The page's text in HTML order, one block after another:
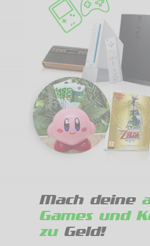
Mach deine
Games und
zuGeld!